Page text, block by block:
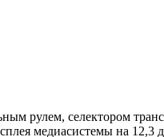
рулем, селектором
медиасистемы на 12,3